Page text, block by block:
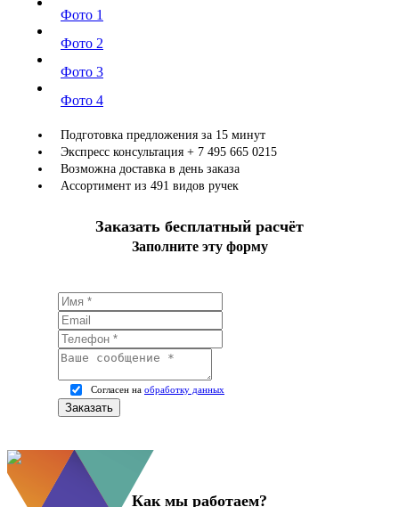
Фото 1
Фото 2
Фото 3
Фото 4
Подготовка предложения за 15 минут
Экспресс консультация + 7 495 665 0215
Возможна доставка в день заказа
Ассортимент из 491 видов ручек
Заказать бесплатный расчёт
Заполните эту форму
Согласен на обработку данных
Как мы работаем?